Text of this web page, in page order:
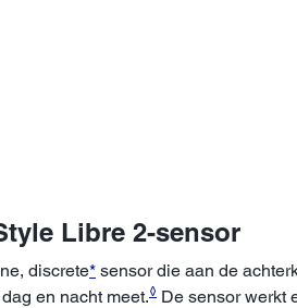
Libre 2-sensor
discrete* sensor die aan de
en nacht meet.◊ De sensor werkt